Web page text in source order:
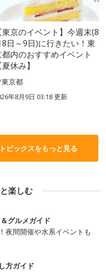
東京のイベント】今週末(8
8日～9日)に行きたい！東
都内のおすすめイベント
夏休み】
東京都
年8月9日 03:18更新
ピックスをもっと見る
楽しむ
グルメガイド
夜間開催や水系イベントも
方ガイド